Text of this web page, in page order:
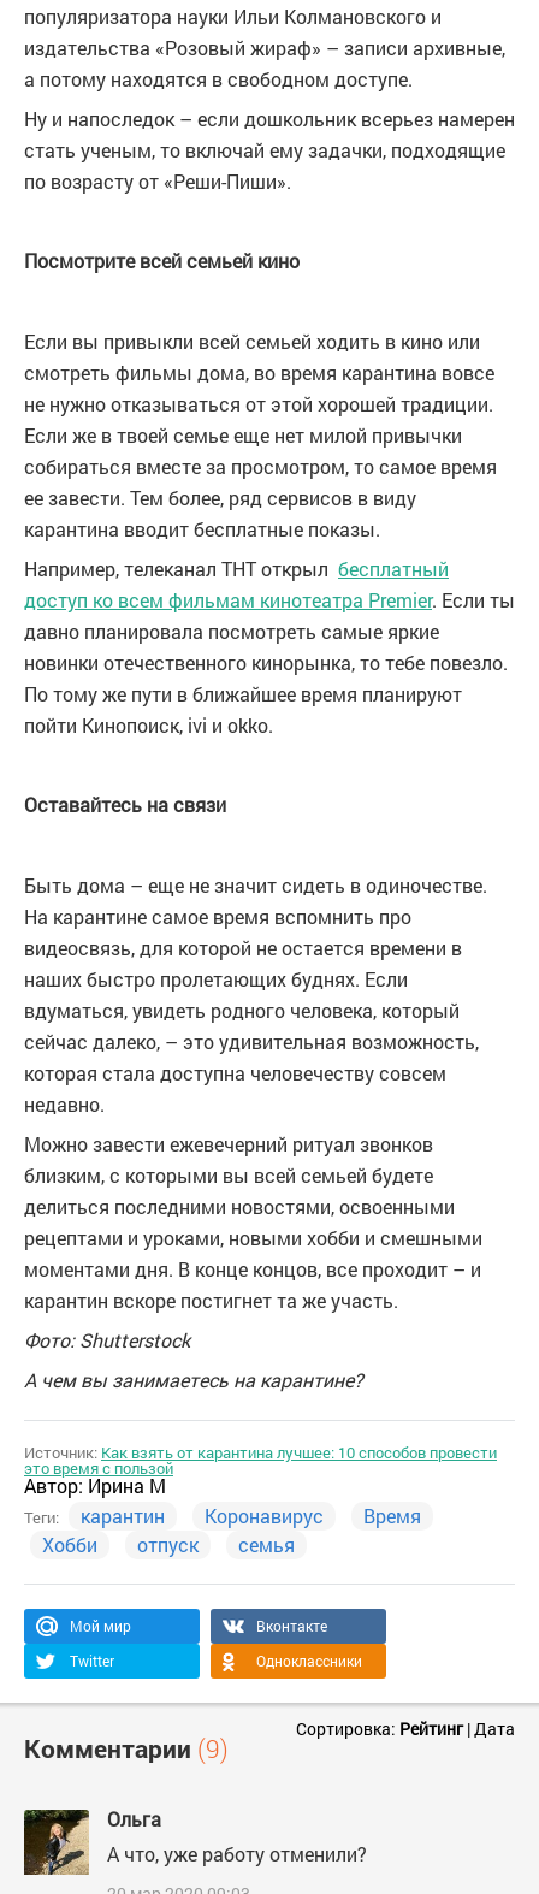
популяризатора науки Ильи Колмановского и
издательства «Розовый жираф» – записи архивные,
а потому находятся в свободном доступе.
Ну и напоследок – если дошкольник всерьез намерен
стать ученым, то включай ему задачки, подходящие
по возрасту от «Реши-Пиши».
Посмотрите всей семьей кино
Если вы привыкли всей семьей ходить в кино или
смотреть фильмы дома, во время карантина вовсе
не нужно отказываться от этой хорошей традиции.
Если же в твоей семье еще нет милой привычки
собираться вместе за просмотром, то самое время
ее завести. Тем более, ряд сервисов в виду
карантина вводит бесплатные показы.
Например, телеканал ТНТ открыл бесплатный
доступ ко всем фильмам кинотеатра Premier. Если ты
давно планировала посмотреть самые яркие
новинки отечественного кинорынка, то тебе повезло.
По тому же пути в ближайшее время планируют
пойти Кинопоиск, ivi и okko.
Оставайтесь на связи
Быть дома – еще не значит сидеть в одиночестве.
На карантине самое время вспомнить про
видеосвязь, для которой не остается времени в
наших быстро пролетающих буднях. Если
вдуматься, увидеть родного человека, который
сейчас далеко, – это удивительная возможность,
которая стала доступна человечеству совсем
недавно.
Можно завести ежевечерний ритуал звонков
близким, с которыми вы всей семьей будете
делиться последними новостями, освоенными
рецептами и уроками, новыми хобби и смешными
моментами дня. В конце концов, все проходит – и
карантин вскоре постигнет та же участь.
Фото: Shutterstock
А чем вы занимаетесь на карантине?
Источник: Как взять от карантина лучшее: 10 способов провести
это время с пользой
Автор: Ирина М
Теги: карантин Коронавирус
Время
Хобби
отпуск семья
Мой мир
Вконтакте
Twitter
Одноклассники
Комментарии (9)
Сортировка: Рейтинг|Дата
Ольга
А что, уже работу отменили?